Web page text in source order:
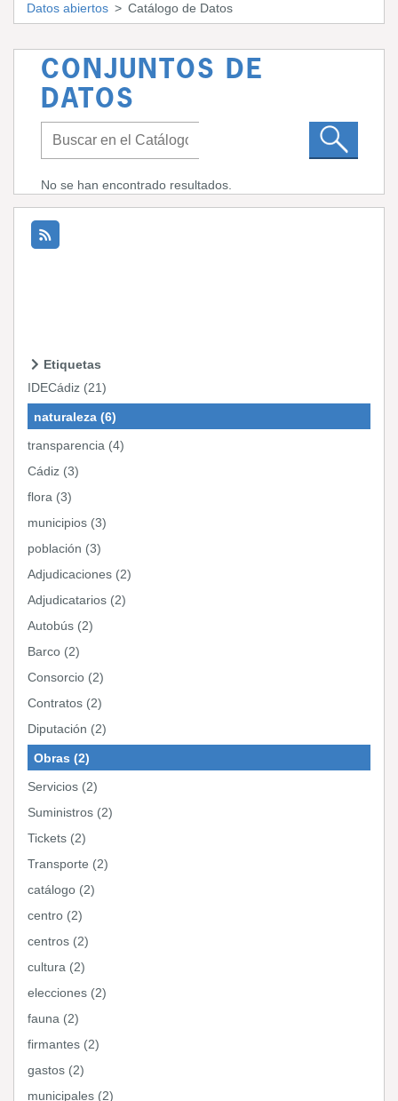
Datos abiertos Catálogo de Datos
CONJUNTOS DE
DATOS
No se han encontrado resultados.
Etiquetas
IDECádiz (21)
naturaleza (6)
transparencia (4)
Cádiz (3)
flora (3)
municipios (3)
población (3)
Adjudicaciones (2)
Adjudicatarios (2)
Autobús (2)
Barco (2)
Consorcio (2)
Contratos (2)
Diputación (2)
Obras (2)
Servicios (2)
Suministros (2)
Tickets (2)
Transporte (2)
catálogo (2)
centro (2)
centros (2)
cultura (2)
elecciones (2)
fauna (2)
firmantes (2)
gastos (2)
municipales (2)